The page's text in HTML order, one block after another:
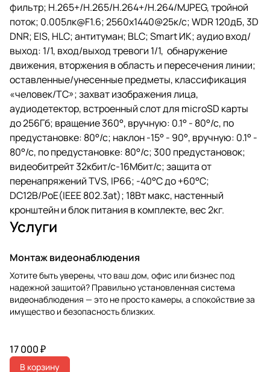
фильтр; H.265+/H.265/H.264+/H.264/MJPEG, тройной
поток; 0.005лк@F1.6; 2560х1440@25к/с; WDR 120дБ, 3D
DNR; EIS, HLC; антитуман; BLC; Smart ИК; аудио вход/
выход: 1/1, вход/выход тревоги 1/1, обнаружение
движения, вторжения в область и пересечения линии;
оставленные/унесенные предметы, классификация
«человек/ТС»; захват изображения лица,
аудиодетектор, встроенный слот для microSD карты
до 256Гб; вращение 360°, вручную: 0.1° - 80°/с, по
предустановке: 80°/с; наклон -15° - 90°, вручную: 0.1° -
80°/с, по предустановке: 80°/с; 300 предустановок;
видеобитрейт 32кбит/с-16Мбит/с; защита от
перенапряжений TVS, IP66; -40°C до +60°C;
DC12В/PoE(IEEE 802.3at); 18Вт макс, настенный
кронштейн и блок питания в комплекте, вес 2кг.
Услуги
Монтаж видеонаблюдения
Хотите быть уверены, что ваш дом, офис или бизнес под
надежной защитой? Правильно установленная система
видеонаблюдения — это не просто камеры, а спокойствие за
имущество и безопасность близких.
17 000 ₽
В корзину